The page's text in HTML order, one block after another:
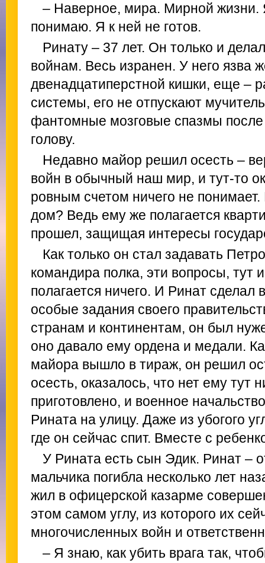
– Наверное, мира. Мирной жизни.
понимаю. Я к ней не готов.
Ринату – 37 лет. Он только и
войнам. Весь изранен. У него язва
двенадцатиперстной кишки, еще –
системы, его не отпускают
фантомные мозговые спазмы после
голову.
Недавно майор решил осесть –
войн в обычный наш мир, и тут-то
ровным счетом ничего не
дом? Ведь ему же полагается
прошел, защищая интересы
Как только он стал задавать
командира полка, эти вопросы, тут
полагается ничего. И Ринат сделал
особые задания своего
странам и континентам, он был
оно давало ему ордена и медали.
майора вышло в тираж, он решил
осесть, оказалось, что нет ему тут
приготовлено, и военное
Рината на улицу. Даже из убогого
где он сейчас спит. Вместе с
У Рината есть сын Эдик. Ринат –
мальчика погибла несколько лет
жил в офицерской казарме
этом самом углу, из которого их
многочисленных войн и
– Я знаю, как убить врага так,